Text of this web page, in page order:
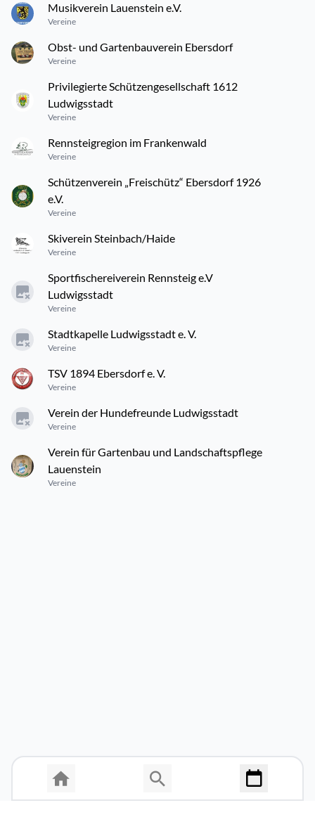
Musikverein Lauenstein e.V.
Vereine
Obst- und Gartenbauverein Ebersdorf
Vereine
Privilegierte Schützengesellschaft 1612
Ludwigsstadt
Vereine
Rennsteigregion im Frankenwald
Vereine
Schützenverein „Freischütz“ Ebersdorf 1926
e.V.
Vereine
Skiverein Steinbach/Haide
Vereine
Sportfischereiverein Rennsteig e.V
Ludwigsstadt
Vereine
Stadtkapelle Ludwigsstadt e. V.
Vereine
TSV 1894 Ebersdorf e. V.
Vereine
Verein der Hundefreunde Ludwigsstadt
Vereine
Verein für Gartenbau und Landschaftspflege
Lauenstein
Vereine